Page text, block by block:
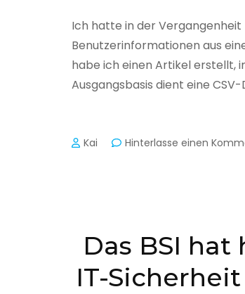
Ich hatte in der
Benutzerinformationen aus
habe ich einen Artikel erstellt,
Ausgangsbasis dient eine CSV-
Kai Hinterlasse einen
Das BSI
IT-